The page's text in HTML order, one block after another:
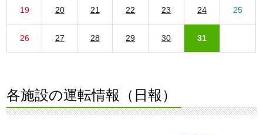
19 20 21 22 23 24 25
26 27 28 29 30 31
各施設の運転情報（日報）